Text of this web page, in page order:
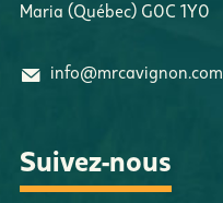
Maria (Québec) G0C 1Y0
info@mrcavignon.com
Suivez-nous